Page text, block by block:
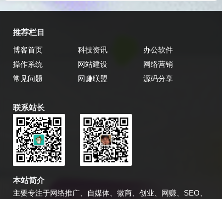
推荐栏目
博客首页 科技资讯
办公软件
操作系统
网站建设
网络营销
常见问题
网赚联盟 源码分享
联系站长
本站简介
主要专注于网络推广、自媒体、微商、创业、网赚、SEO、